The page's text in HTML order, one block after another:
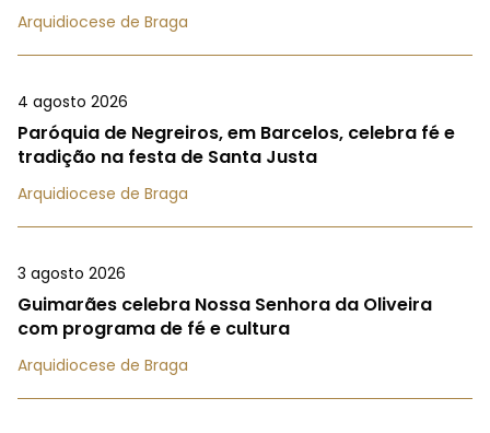
Arquidiocese de Braga
4 agosto 2026
Paróquia de Negreiros, em Barcelos, celebra fé e
tradição na festa de Santa Justa
Arquidiocese de Braga
3 agosto 2026
Guimarães celebra Nossa Senhora da Oliveira
com programa de fé e cultura
Arquidiocese de Braga